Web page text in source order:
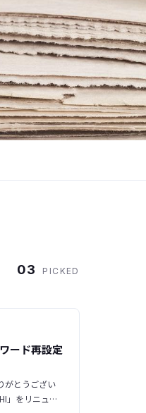
03 PICKED
ード再設定
がとうござい